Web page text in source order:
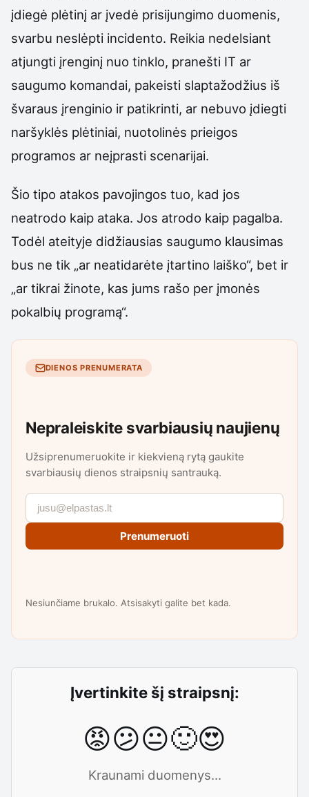
įdiegė plėtinį ar įvedė prisijungimo duomenis,
svarbu neslėpti incidento. Reikia nedelsiant
atjungti įrenginį nuo tinklo, pranešti IT ar
saugumo komandai, pakeisti slaptažodžius iš
švaraus įrenginio ir patikrinti, ar nebuvo įdiegti
naršyklės plėtiniai, nuotolinės prieigos
programos ar neįprasti scenarijai.
Šio tipo atakos pavojingos tuo, kad jos
neatrodo kaip ataka. Jos atrodo kaip pagalba.
Todėl ateityje didžiausias saugumo klausimas
bus ne tik „ar neatidarėte įtartino laiško“, bet ir
„ar tikrai žinote, kas jums rašo per įmonės
pokalbių programą“.
DIENOS PRENUMERATA
Nepraleiskite svarbiausių naujienų
Užsiprenumeruokite ir kiekvieną rytą gaukite
svarbiausių dienos straipsnių santrauką.
Prenumeruoti
Nesiunčiame brukalo. Atsisakyti galite bet kada.
Įvertinkite šį straipsnį:
😡😕😐🙂😍
Kraunami duomenys...